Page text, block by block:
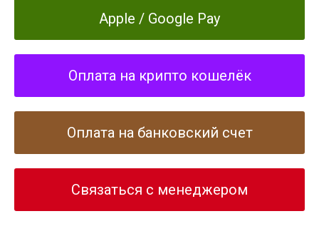
Apple / Google Pay
Оплата на крипто кошелёк
Оплата на банковский счет
Cвязаться с менеджером